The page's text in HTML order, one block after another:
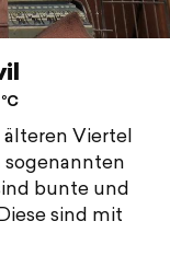
Viertel
sogenannten
bunte und
sind mit